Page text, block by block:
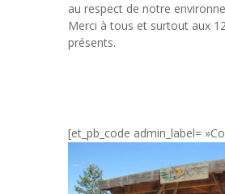
au respect de notre
Merci à tous et surtout aux
présents.
[et_pb_code admin_label=